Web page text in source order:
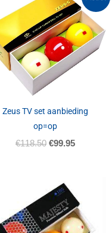
Zeus TV set aanbieding
op=op
€118.50
prijs
was:
€118.50.
€99.95
prijs
is:
€99.95.